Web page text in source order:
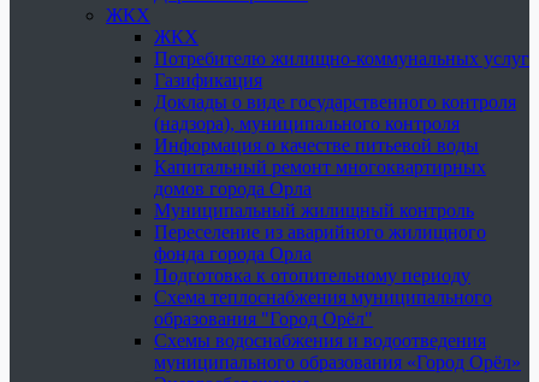
ЖКХ
ЖКХ
Потребителю жилищно-коммунальных услуг
Газификация
Доклады о виде государственного контроля
(надзора), муниципального контроля
Информация о качестве питьевой воды
Капитальный ремонт многоквартирных
домов города Орла
Муниципальный жилищный контроль
Переселение из аварийного жилищного
фонда города Орла
Подготовка к отопительному периоду
Схема теплоснабжения муниципального
образования "Город Орёл"
Схемы водоснабжения и водоотведения
муниципального образования «Город Орёл»